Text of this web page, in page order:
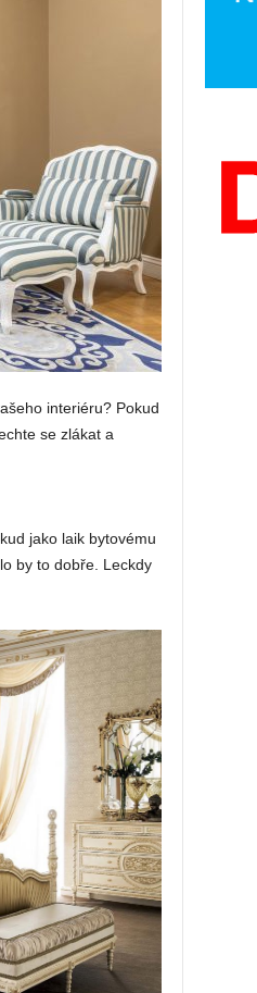
interiéru? Pokud
se zlákat a
jako laik bytovému
by to dobře. Leckdy